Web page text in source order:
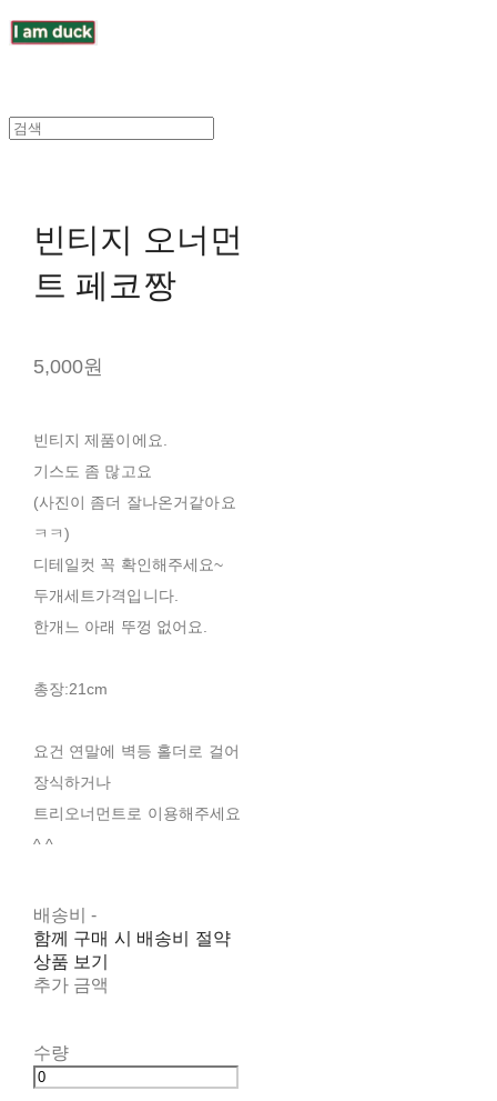
빈티지 오너먼
트 페코짱
5,000원
빈티지 제품이에요.
기스도 좀 많고요
(사진이 좀더 잘나온거같아요
ㅋㅋ)
디테일컷 꼭 확인해주세요~
두개세트가격입니다.
한개느 아래 뚜껑 없어요.
총장:21cm
요건 연말에 벽등 홀더로 걸어
장식하거나
트리오너먼트로 이용해주세요
^ ^
배송비-
함께 구매 시 배송비 절약
상품 보기
추가 금액
수량